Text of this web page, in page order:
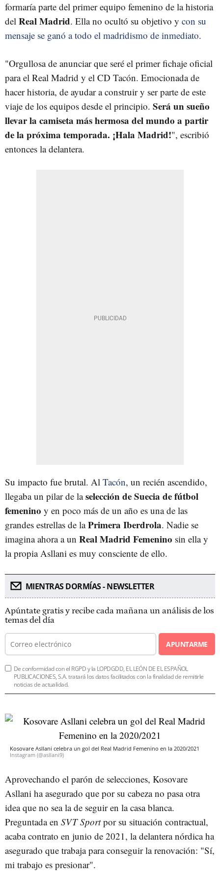
formaría parte del primer equipo femenino de la historia
del Real Madrid. Ella no ocultó su objetivo y con su
mensaje se ganó a todo el madridismo de inmediato.
"Orgullosa de anunciar que seré el primer fichaje oficial
para el Real Madrid y el CD Tacón. Emocionada de
hacer historia, de ayudar a construir y ser parte de este
viaje de los equipos desde el principio. Será un sueño
llevar la camiseta más hermosa del mundo a partir
de la próxima temporada. ¡Hala Madrid!", escribió
entonces la delantera.
Su impacto fue brutal. Al Tacón, un recién ascendido,
llegaba un pilar de laselección de Suecia de fútbol
femenino y en poco más de un año es una de las
grandes estrellas de laPrimera Iberdrola. Nadie se
imagina ahora a un Real Madrid Femenino sin ella y
la propia Asllani es muy consciente de ello.
MIENTRAS DORMÍAS - NEWSLETTER
Apúntate gratis y recibe cada mañana un análisis de los
temas del día
APUNTARME
De conformidad con el RGPD y la LOPDGDD, EL LEÓN DE EL ESPAÑOL
PUBLICACIONES, S.A. tratará los datos facilitados con la finalidad de remitirle
noticias de actualidad.
Kosovare Asllani celebra un gol del Real Madrid Femenino en la 2020/2021
Instagram (@asllani9)
Aprovechando el parón de selecciones, Kosovare
Asllani ha asegurado que por su cabeza no pasa otra
idea que no sea la de seguir en la casa blanca.
Preguntada en SVT Sportpor su situación contractual,
acaba contrato en junio de 2021, la delantera nórdica ha
asegurado que trabaja para conseguir la renovación: "Sí,
mi trabajo es presionar".